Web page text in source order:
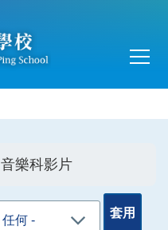
Main
音樂科影片